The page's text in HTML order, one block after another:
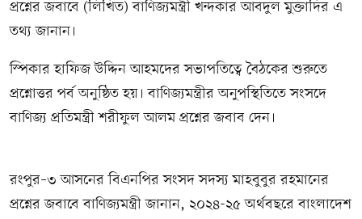
প্রশ্নের জবাবে (লিখিত) বাণিজ্যমন্ত্রী খন্দকার আবদুল মুক্তাদির এ
তথ্য জানান।
স্পিকার হাফিজ উদ্দিন আহমদের সভাপতিত্বে বৈঠকের শুরুতে
প্রশ্নোত্তর পর্ব অনুষ্ঠিত হয়। বাণিজ্যমন্ত্রীর অনুপস্থিতিতে সংসদে
বাণিজ্য প্রতিমন্ত্রী শরীফুল আলম প্রশ্নের জবাব দেন।
রংপুর–৩ আসনের বিএনপির সংসদ সদস্য মাহবুবুর রহমানের
প্রশ্নের জবাবে বাণিজ্যমন্ত্রী জানান, ২০২৪-২৫ অর্থবছরে বাংলাদেশ